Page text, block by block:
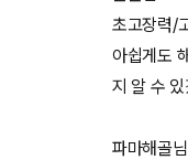
초고장력/
아쉽게도
지 알 수
파마해골님